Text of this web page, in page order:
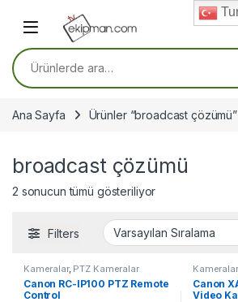
Ara:
Ana Sayfa Ürünler “broadcast
broadcast çözümü
2 sonucun tümü gösteriliyor
Filters
Kameralar, PTZ Kameralar
Canon RC-IP100 PTZ Remote
Control
Kameralar,
Canon
Video